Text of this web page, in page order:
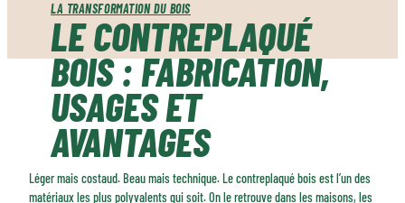
LA TRANSFORMATION DU BOIS
LE CONTREPLAQUÉ
BOIS : FABRICATION,
USAGES ET
AVANTAGES
Léger mais costaud. Beau mais technique. Le contreplaqué bois est l’un des
matériaux les plus polyvalents qui soit. On le retrouve dans les maisons, les